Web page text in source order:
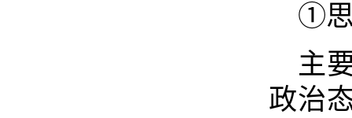
①思
主
政治